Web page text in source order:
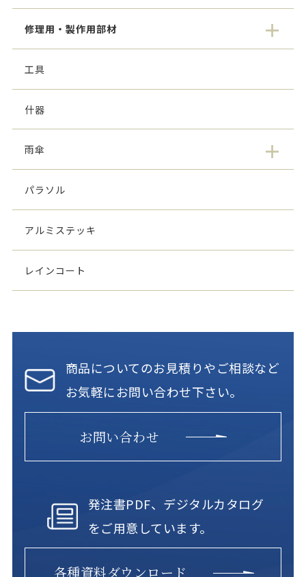
修理用・製作用部材
工具
什器
雨傘
パラソル
アルミステッキ
レインコート
商品についてのお見積りやご相談など
お気軽にお問い合わせ下さい。
お問い合わせ
発注書PDF、デジタルカタログ
をご用意しています。
各種資料ダウンロード